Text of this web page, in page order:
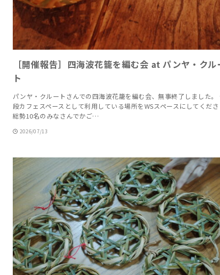
［開催報告］四海波花籠を編む会 at パンヤ・クル
ト
パンヤ・クルートさんでの四海波花籠を編む会、無事終了しました。
段カフェスペースとして利用している場所をWSスペースにしてくだ
総勢10名のみなさんでかご…
2026/07/13